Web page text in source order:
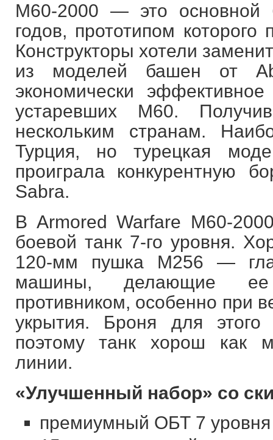
M60-2000 — это основной
годов, прототипом
Конструкторы хотели
из моделей башен от
экономически
устаревших M60.
нескольким странам.
Турция, но турецкая
проиграла конкурентную
Sabra.
В Armored Warfare M60-
боевой танк 7-го уровня.
120-мм пушка М256 —
машины, делающие ее
противником, особенно при
укрытия. Броня для этого
поэтому танк хорош как
линии.
«Улучшенный набор» со
премиумный ОБТ 7